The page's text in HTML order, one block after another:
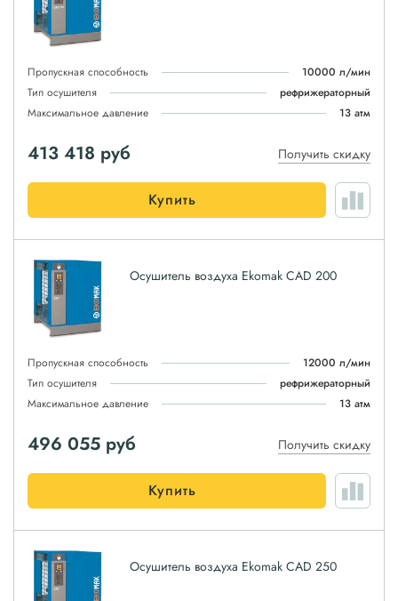
Пропускная способность
10000 л/мин
Тип осушителя
рефрижераторный
Максимальное давление
13 атм
413 418 руб Получить скидку
Купить
Осушитель воздуха Ekomak CAD 200
Пропускная способность
12000 л/мин
Тип осушителя
рефрижераторный
Максимальное давление
13 атм
496 055 руб Получить скидку
Купить
Осушитель воздуха Ekomak CAD 250